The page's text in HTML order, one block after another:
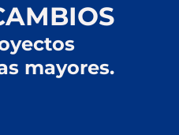
mayores.